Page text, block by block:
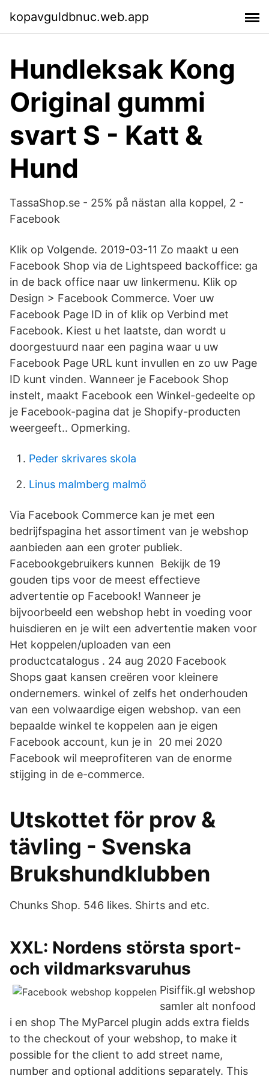
kopavguldbnuc.web.app
Hundleksak Kong
Original gummi
svart S - Katt &
Hund
TassaShop.se - 25% på nästan alla koppel, 2 -
Facebook
Klik op Volgende. 2019-03-11 Zo maakt u een
Facebook Shop via de Lightspeed backoffice: ga
in de back office naar uw linkermenu. Klik op
Design > Facebook Commerce. Voer uw
Facebook Page ID in of klik op Verbind met
Facebook. Kiest u het laatste, dan wordt u
doorgestuurd naar een pagina waar u uw
Facebook Page URL kunt invullen en zo uw Page
ID kunt vinden. Wanneer je Facebook Shop
instelt, maakt Facebook een Winkel-gedeelte op
je Facebook-pagina dat je Shopify-producten
weergeeft.. Opmerking.
Peder skrivares skola
Linus malmberg malmö
Via Facebook Commerce kan je met een
bedrijfspagina het assortiment van je webshop
aanbieden aan een groter publiek.
Facebookgebruikers kunnen Bekijk de 19
gouden tips voor de meest effectieve
advertentie op Facebook! Wanneer je
bijvoorbeeld een webshop hebt in voeding voor
huisdieren en je wilt een advertentie maken voor
Het koppelen/uploaden van een
productcatalogus . 24 aug 2020 Facebook
Shops gaat kansen creëren voor kleinere
ondernemers. winkel of zelfs het onderhouden
van een volwaardige eigen webshop. van een
bepaalde winkel te koppelen aan je eigen
Facebook account, kun je in 20 mei 2020
Facebook wil meeprofiteren van de enorme
stijging in de e-commerce.
Utskottet för prov &
tävling - Svenska
Brukshundklubben
Chunks Shop. 546 likes. Shirts and etc.
XXL: Nordens största sport-
och vildmarksvaruhus
Pisiffik.gl webshop
samler alt nonfood
i en shop The MyParcel plugin adds extra fields
to the checkout of your webshop, to make it
possible for the client to add street name,
number and optional additions separately. This